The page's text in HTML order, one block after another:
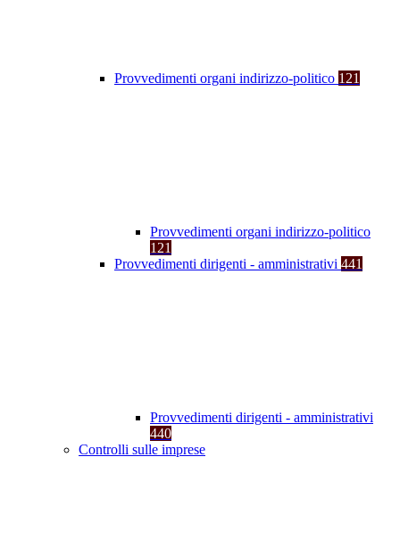
Provvedimenti organi indirizzo-politico 121
Provvedimenti organi indirizzo-politico
121
Provvedimenti dirigenti - amministrativi 441
Provvedimenti dirigenti - amministrativi
440
Controlli sulle imprese